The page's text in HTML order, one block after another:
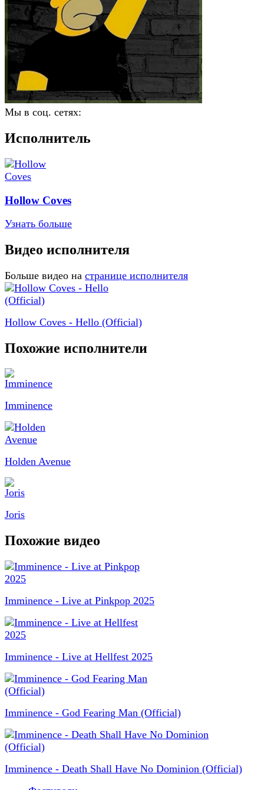
Мы в соц. сетях:
Исполнитель
Hollow Coves
Узнать больше
Видео исполнителя
Больше видео на странице исполнителя
Hollow Coves - Hello (Official)
Похожие исполнители
Imminence
Holden Avenue
Joris
Похожие видео
Imminence - Live at Pinkpop 2025
Imminence - Live at Hellfest 2025
Imminence - God Fearing Man (Official)
Imminence - Death Shall Have No Dominion (Official)